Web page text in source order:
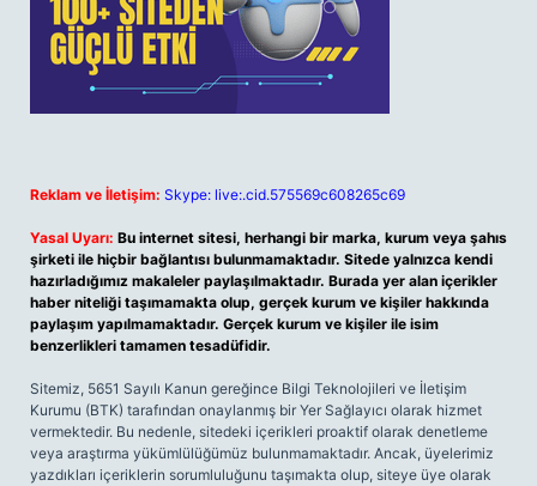
Reklam ve İletişim: Skype: live:.cid.575569c608265c69
Yasal Uyarı: Bu internet sitesi, herhangi bir marka, kurum veya şahıs
şirketi ile hiçbir bağlantısı bulunmamaktadır. Sitede yalnızca kendi
hazırladığımız makaleler paylaşılmaktadır. Burada yer alan içerikler
haber niteliği taşımamakta olup, gerçek kurum ve kişiler hakkında
paylaşım yapılmamaktadır. Gerçek kurum ve kişiler ile isim
benzerlikleri tamamen tesadüfidir.
Sitemiz, 5651 Sayılı Kanun gereğince Bilgi Teknolojileri ve İletişim
Kurumu (BTK) tarafından onaylanmış bir Yer Sağlayıcı olarak hizmet
vermektedir. Bu nedenle, sitedeki içerikleri proaktif olarak denetleme
veya araştırma yükümlülüğümüz bulunmamaktadır. Ancak, üyelerimiz
yazdıkları içeriklerin sorumluluğunu taşımakta olup, siteye üye olarak